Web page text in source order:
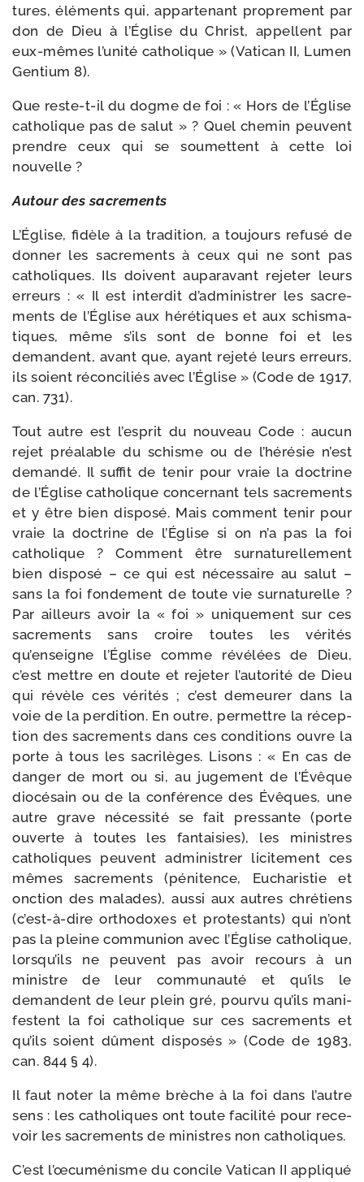
tures, élé­ments qui, appar­te­nant pro­pre­ment par
don de Dieu à l’Église du Christ, appellent par
eux-​mêmes l’u­ni­té catho­lique » (Vatican II, Lumen
Gentium 8).
Que reste-​t-​il du dogme de foi : « Hors de l’Église
catho­lique pas de salut » ? Quel che­min peuvent
prendre ceux qui se sou­mettent à cette loi
nouvelle ?
Autour des sacrements
L’Église, fidèle à la tra­di­tion, a tou­jours refu­sé de
don­ner les sacre­ments à ceux qui ne sont pas
catho­liques. Ils doivent aupa­ra­vant reje­ter leurs
erreurs : « Il est inter­dit d’ad­mi­nis­trer les sacre­
ments de l’Église aux héré­tiques et aux schis­ma­
tiques, même s’ils sont de bonne foi et les
demandent, avant que, ayant reje­té leurs erreurs,
ils soient récon­ci­liés avec l’Église » (Code de 1917,
can. 731).
Tout autre est l’esprit du nou­veau Code : aucun
rejet préa­lable du schisme ou de l’hérésie n’est
deman­dé. Il suf­fit de tenir pour vraie la doc­trine
de l’Église catho­lique concer­nant tels sacre­ments
et y être bien dis­po­sé. Mais com­ment tenir pour
vraie la doc­trine de l’Église si on n’a pas la foi
catho­lique ? Comment être sur­na­tu­rel­le­ment
bien dis­po­sé – ce qui est néces­saire au salut –
sans la foi fon­de­ment de toute vie sur­na­tu­relle ?
Par ailleurs avoir la « foi » uni­que­ment sur ces
sacre­ments sans croire toutes les véri­tés
qu’enseigne l’Église comme révé­lées de Dieu,
c’est mettre en doute et reje­ter l’autorité de Dieu
qui révèle ces véri­tés ; c’est demeu­rer dans la
voie de la per­di­tion. En outre, per­mettre la récep­
tion des sacre­ments dans ces condi­tions ouvre la
porte à tous les sacri­lèges. Lisons : « En cas de
dan­ger de mort ou si, au juge­ment de l’Évêque
dio­cé­sain ou de la confé­rence des Évêques, une
autre grave néces­si­té se fait pres­sante (porte
ouverte à toutes les fan­tai­sies), les ministres
catho­liques peuvent admi­nis­trer lici­te­ment ces
mêmes sacre­ments (péni­tence, Eucharistie et
onc­tion des malades), aus­si aux autres chré­tiens
(c’est-​à-​dire ortho­doxes et pro­tes­tants) qui n’ont
pas la pleine com­mu­nion avec l’Église catho­lique,
lors­qu’ils ne peuvent pas avoir recours à un
ministre de leur com­mu­nau­té et qu’ils le
demandent de leur plein gré, pour­vu qu’ils mani­
festent la foi catho­lique sur ces sacre­ments et
qu’ils soient dûment dis­po­sés » (Code de 1983,
can. 844 § 4).
Il faut noter la même brèche à la foi dans l’autre
sens : les catho­liques ont toute faci­li­té pour rece­
voir les sacre­ments de ministres non catholiques.
C’est l’œcuménisme du concile Vatican II appli­qué